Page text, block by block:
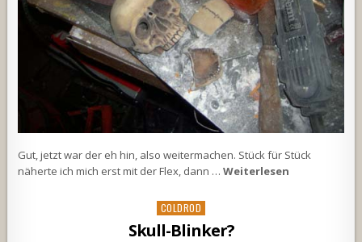
Gut, jetzt war der eh hin, also weitermachen. Stück für Stück
näherte ich mich erst mit der Flex, dann …Weiterlesen
Posted
in
COLDROD
Skull-Blinker?